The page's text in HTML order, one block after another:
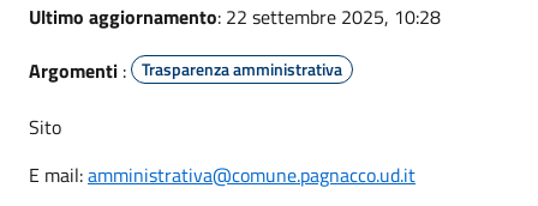
Ultimo aggiornamento: 22 settembre 2025, 10:28
Argomenti : Trasparenza amministrativa
Sito
E mail:amministrativa@comune.pagnacco.ud.it